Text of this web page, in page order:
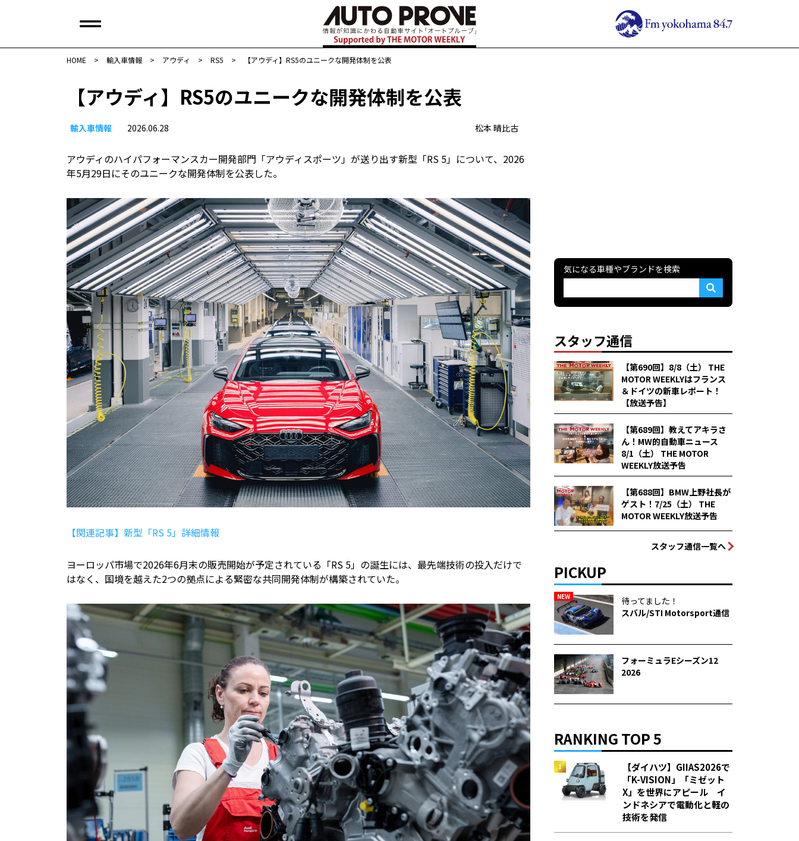
HOME > 輸入車情報 > アウディ > RS5 > 【アウディ】RS5のユニークな開発体制を公表
【アウディ】RS5のユニークな開発体制を公表
輸入車情報 2026.06.28 松本 晴比古
アウディのハイパフォーマンスカー開発部門「アウディスポーツ」が送り出す新型「RS 5」について、2026
年5月29日にそのユニークな開発体制を公表した。
【関連記事】新型「RS 5」詳細情報
ヨーロッパ市場で2026年6月末の販売開始が予定されている「RS 5」の誕生には、最先端技術の投入だけで
はなく、国境を越えた2つの拠点による緊密な共同開発体制が構築されていた。
気になる車種やブランドを検索
スタッフ通信
【第690回】8/8（土） THE
MOTOR WEEKLYはフランス
＆ドイツの新車レポート！
【放送予告】
【第689回】教えてアキラさ
ん！MW的自動車ニュース
8/1（土） THE MOTOR
WEEKLY放送予告
【第688回】BMW上野社長が
ゲスト！7/25（土） THE
MOTOR WEEKLY放送予告
スタッフ通信一覧へ
PICKUP
NEW
待ってました！
スバル/STI Motorsport通信
フォーミュラEシーズン12
2026
RANKING TOP 5
【ダイハツ】GIIAS2026で
「K-VISION」「ミゼット
X」を世界にアピール イ
ンドネシアで電動化と軽の
技術を発信